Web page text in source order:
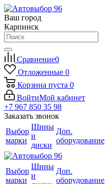
Ваш город
Карпинск
Сравнение0
Отложенные 0
Корзина пуста 0
ВойтиМой кабинет
+7 967 850 35 98
Заказать звонок
Выбор
марки
Шины
и
диски
Доп.
оборудование
Выбор
марки
Шины
и
Доп.
оборудование